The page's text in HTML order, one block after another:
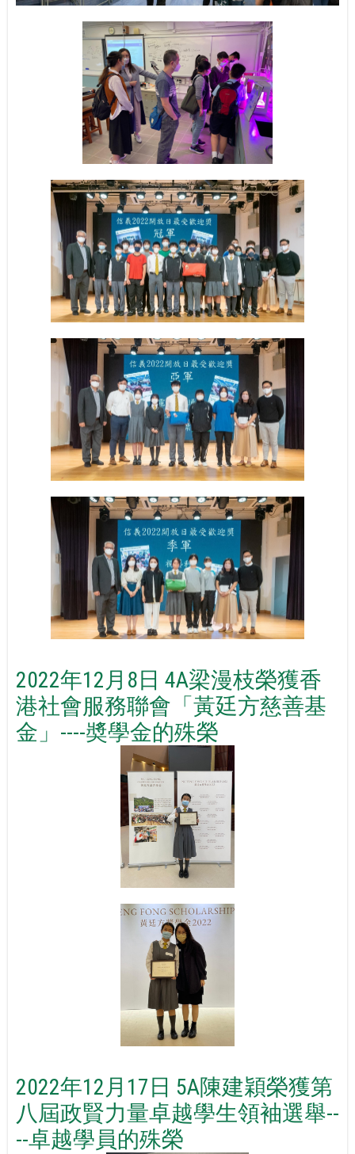
2022年12月8日 4A梁漫枝榮獲香
港社會服務聯會「黃廷方慈善基
金」----奬學金的殊榮
2022年12月17日 5A陳建穎榮獲第
八屆政賢力量卓越學生領袖選舉--
--卓越學員的殊榮